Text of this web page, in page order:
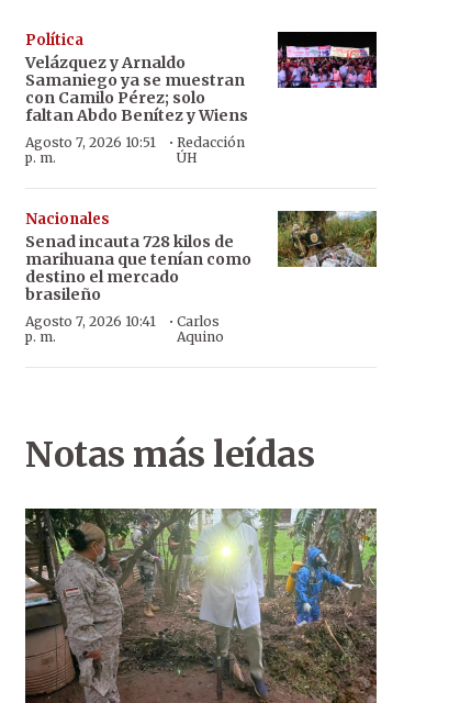
Política
Velázquez y Arnaldo
Samaniego ya se muestran
con Camilo Pérez; solo
faltan Abdo Benítez y Wiens
Agosto 7, 2026 10:51
p. m.
·Redacción
ÚH
Nacionales
Senad incauta 728 kilos de
marihuana que tenían como
destino el mercado
brasileño
Agosto 7, 2026 10:41
p. m.
· Carlos
Aquino
Notas más leídas